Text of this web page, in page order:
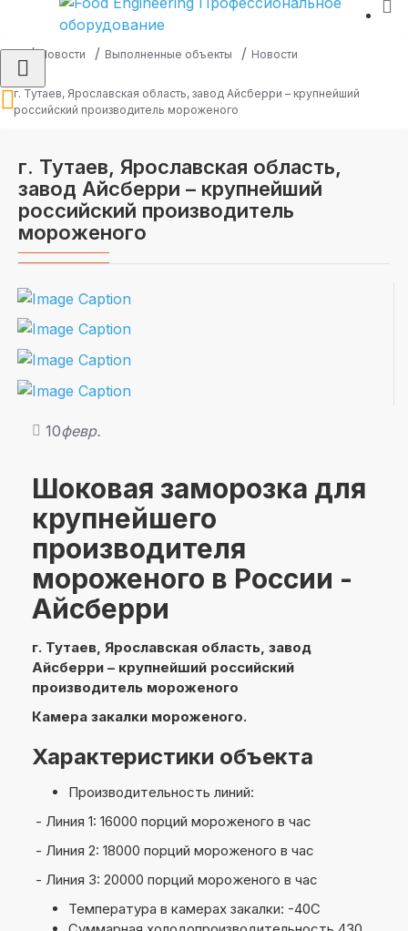
Новости Выполненные объекты Новости
г. Тутаев, Ярославская область, завод Айсберри – крупнейший
российский производитель мороженого
г. Тутаев, Ярославская область,
завод Айсберри – крупнейший
российский производитель
мороженого
10февр.
Шоковая заморозка для
крупнейшего
производителя
мороженого в России -
Айсберри
г. Тутаев, Ярославская область, завод
Айсберри – крупнейший российский
производитель мороженого
Камера закалки мороженого.
Характеристики объекта
Производительность линий:
- Линия 1: 16000 порций мороженого в час
- Линия 2: 18000 порций мороженого в час
- Линия 3: 20000 порций мороженого в час
Температура в камерах закалки: -40С